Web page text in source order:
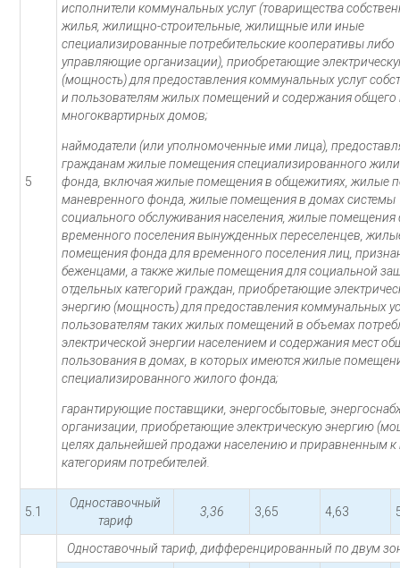
5
исполнители коммунальных услуг (товарищества
жилья, жилищно-строительные, жилищные или иные
специализированные потребительские кооперативы либо
управляющие организации), приобретающие
(мощность) для предоставления коммунальных услуг
и пользователям жилых помещений и содержания общего
многоквартирных домов;
наймодатели (или уполномоченные ими лица),
гражданам жилые помещения специализированного
фонда, включая жилые помещения в общежитиях, жилые
маневренного фонда, жилые помещения в домах системы
социального обслуживания населения, жилые помещения
временного поселения вынужденных переселенцев,
помещения фонда для временного поселения лиц,
беженцами, а также жилые помещения для социальной
отдельных категорий граждан, приобретающие
энергию (мощность) для предоставления коммунальных
пользователям таких жилых помещений в объемах
электрической энергии населением и содержания мест
пользования в домах, в которых имеются жилые
специализированного жилого фонда;
гарантирующие поставщики, энергосбытовые,
организации, приобретающие электрическую энергию
целях дальнейшей продажи населению и приравненным к
категориям потребителей.
5.1
Одноставочный
тариф
3,36 3,65 4,63
Одноставочный тариф, дифференцированный по двум